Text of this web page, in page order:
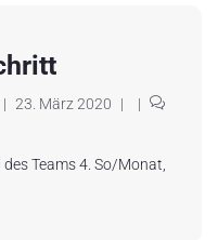
| 23. März 2020 | |
Teams 4. So/Monat,